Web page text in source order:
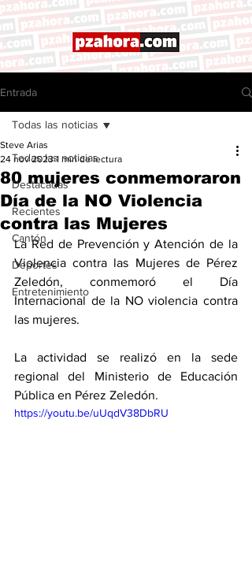
Entrada
Todas las noticias
Destacadas
Recientes
Cantón
Deportes
Entretenimiento
Todas las noticias
80 mujeres conmemoraron
Día de la NO Violencia
contra las Mujeres
Steve Arias
24 nov 2023 1 min de lectura
La Red de Prevención y Atención de la
Violencia contra las Mujeres de Pérez
Zeledón, conmemoró el Día
Internacional de la NO violencia contra
las mujeres.
La actividad se realizó en la sede
regional del Ministerio de Educación
Pública en Pérez Zeledón.
https://youtu.be/uUqdV38DbRU